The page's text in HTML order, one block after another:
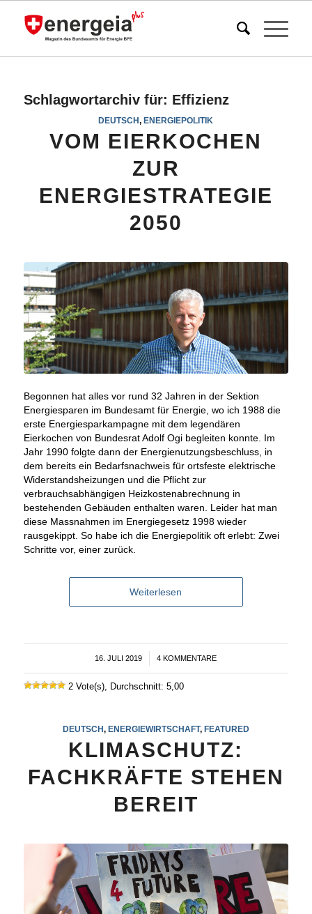
Schlagwortarchiv für: Effizienz
DEUTSCH,ENERGIEPOLITIK
VOM EIERKOCHEN
ZUR
ENERGIESTRATEGIE
2050
Begonnen hat alles vor rund 32 Jahren in der Sektion
Energiesparen im Bundesamt für Energie, wo ich 1988 die
erste Energiesparkampagne mit dem legendären
Eierkochen von Bundesrat Adolf Ogi begleiten konnte. Im
Jahr 1990 folgte dann der Energienutzungsbeschluss, in
dem bereits ein Bedarfsnachweis für ortsfeste elektrische
Widerstandsheizungen und die Pflicht zur
verbrauchsabhängigen Heizkostenabrechnung in
bestehenden Gebäuden enthalten waren. Leider hat man
diese Massnahmen im Energiegesetz 1998 wieder
rausgekippt. So habe ich die Energiepolitik oft erlebt: Zwei
Schritte vor, einer zurück.
Weiterlesen
16. JULI 2019 4 KOMMENTARE
2 Vote(s), Durchschnitt: 5,00
DEUTSCH, ENERGIEWIRTSCHAFT, FEATURED
KLIMASCHUTZ:
FACHKRÄFTE STEHEN
BEREIT